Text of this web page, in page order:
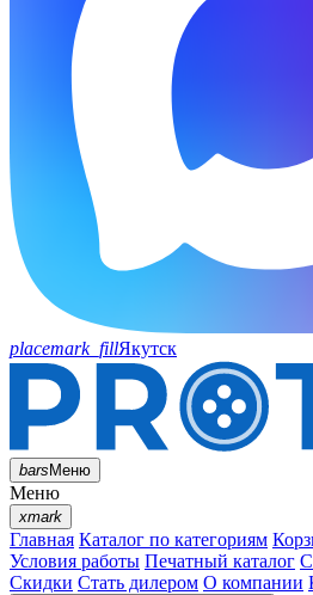
placemark_fillЯкутск
barsМеню
Меню
xmark
Главная Каталог по категориям
Условия работы Печатный каталог
Скидки Стать дилером О компании